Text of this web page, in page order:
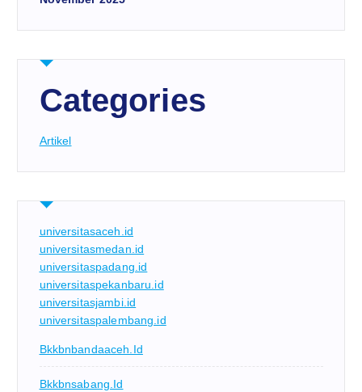
Categories
Artikel
universitasaceh.id
universitasmedan.id
universitaspadang.id
universitaspekanbaru.id
universitasjambi.id
universitaspalembang.id
Bkkbnbandaaceh.id
Bkkbnsabang.id